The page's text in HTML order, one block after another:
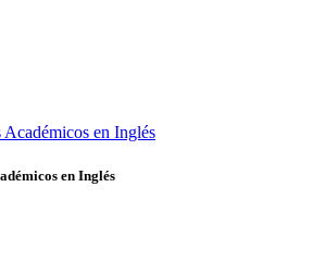
en Inglés
en Inglés